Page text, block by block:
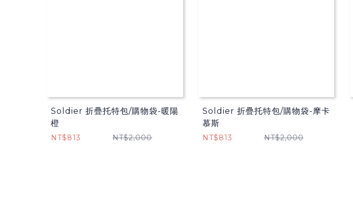
Soldier 折疊托特包/購物袋​-暖陽
橙
NT$813 NT$2,000
Soldier 折疊托特包/購物袋​-摩卡
慕斯
NT$813 NT$2,000